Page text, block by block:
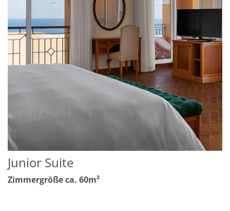
Junior Suite
Zimmergröße ca. 60m²